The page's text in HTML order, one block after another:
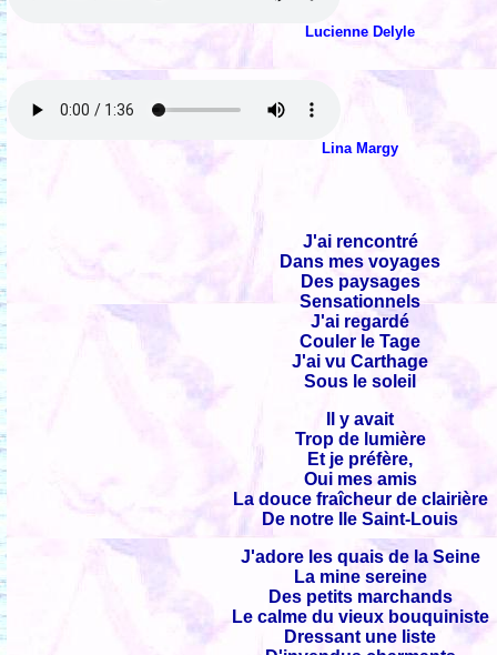
Lucienne Delyle
Lina Margy
J'ai rencontré
Dans mes voyages
Des paysages
Sensationnels
J'ai regardé
Couler le Tage
J'ai vu Carthage
Sous le soleil
Il y avait
Trop de lumière
Et je préfère,
Oui mes amis
La douce fraîcheur de clairière
De notre Ile Saint-Louis
J'adore les quais de la Seine
La mine sereine
Des petits marchands
Le calme du vieux bouquiniste
Dressant une liste